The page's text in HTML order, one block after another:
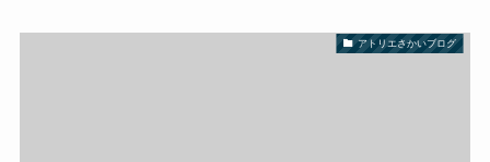
アトリエさかいブログ